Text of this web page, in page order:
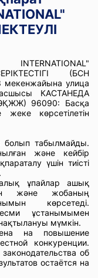
(БСН
мекенжайына улица
КАСТАНЕДА
96090: Басқа
жеке көрсетілетін
болып табылмайды.
және кейбір
үшін тиісті
ұпайлар ашық
және жобаның
көрсетеді.
ұстанымымен
мүмкін.
на повышение
конкуренции.
об
остаётся на